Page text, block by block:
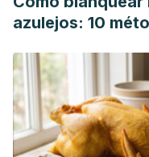
https://
pressure/changes-
pressure/how-
pressure
Harvard T.H. Chan.
and Health?
https://
azulejos: 10